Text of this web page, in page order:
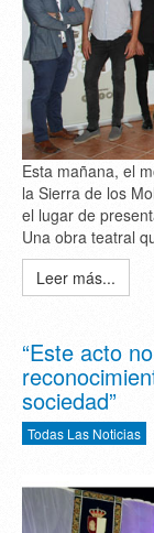
Esta mañana, el
la Sierra de los
el lugar de
Una obra teatral
Leer más...
“Este acto
sociedad”
Todas Las Noticias